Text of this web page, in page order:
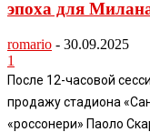
эпоха для
romario - 30.09.2025
1
После 12-часовой
продажу стадиона
«россонери» Паоло